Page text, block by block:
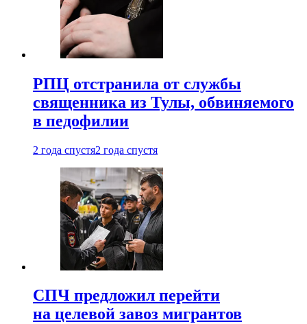
РПЦ отстранила от службы
священника из Тулы, обвиняемого
в педофилии
2 года спустя2 года спустя
СПЧ предложил перейти
на целевой завоз мигрантов